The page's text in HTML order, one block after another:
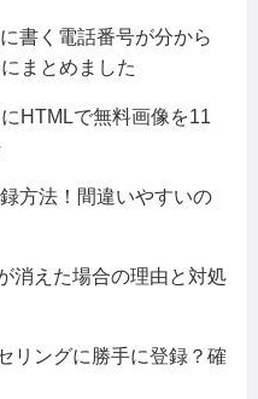
書く電話番号が分から
まとめました
HTMLで無料画像を11
方法！間違いやすいの
消えた場合の理由と対処
リングに勝手に登録？確